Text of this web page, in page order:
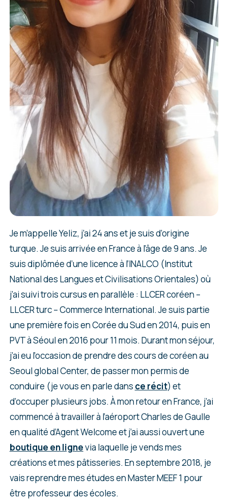
Je m’appelle Yeliz, j’ai 24 ans et je suis d’origine
turque. Je suis arrivée en France à l’âge de 9 ans. Je
suis diplômée d’une licence à l’INALCO (Institut
National des Langues et Civilisations Orientales) où
j’ai suivi trois cursus en parallèle : LLCER coréen –
LLCER turc – Commerce International. Je suis partie
une première fois en Corée du Sud en 2014, puis en
PVT à Séoul en 2016 pour 11 mois. Durant mon séjour,
j’ai eu l’occasion de prendre des cours de coréen au
Seoul global Center, de passer mon permis de
conduire (je vous en parle dans ce récit) et
d’occuper plusieurs jobs. À mon retour en France, j’ai
commencé à travailler à l’aéroport Charles de Gaulle
en qualité d’Agent Welcome et j’ai aussi ouvert une
boutique en lignevia laquelle je vends mes
créations et mes pâtisseries. En septembre 2018, je
vais reprendre mes études en Master MEEF 1 pour
être professeur des écoles.